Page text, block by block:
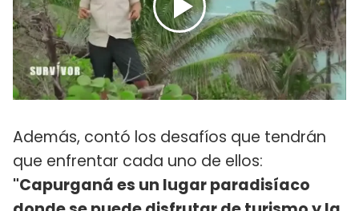
Además, contó los desafíos que tendrán
que enfrentar cada uno de ellos:
"Capurganá es un lugar paradisíaco